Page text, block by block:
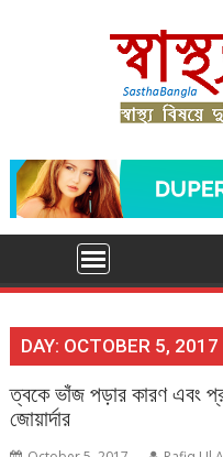
DAY: OCTOBER 5, 2017
ত্বকে ভাঁজ পড়ার কারণ এবং
জোয়ার্দার